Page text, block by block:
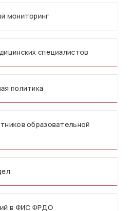
мониторинг
специалистов
политика
образовательной
в ФИС ФРДО